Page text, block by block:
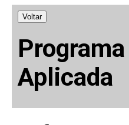
Voltar
Aplicada